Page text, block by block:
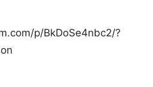
p/BkDoSe4nbc2/?